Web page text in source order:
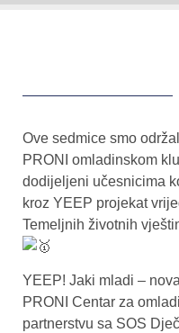
Ove sedmice smo
PRONI omladinskom
dodijeljeni učesnicima
kroz YEEP projekat
Temeljnih životnih
YEEP! Jaki mladi –
PRONI Centar za
partnerstvu sa SOS